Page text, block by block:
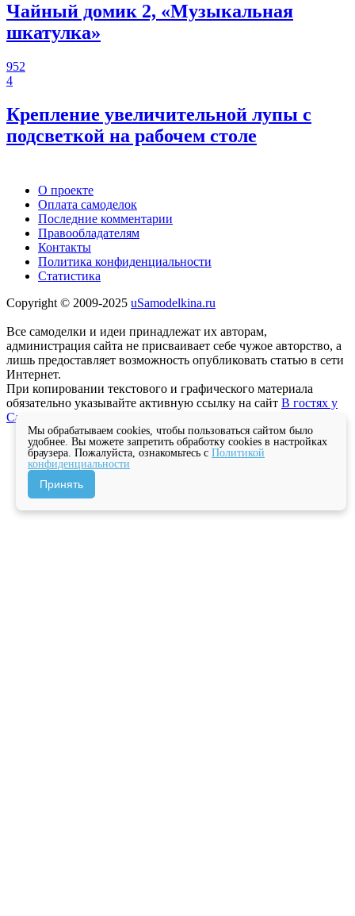
Чайный домик 2, «Музыкальная
шкатулка»
952
4
Крепление увеличительной лупы с
подсветкой на рабочем столе
О проекте
Оплата самоделок
Последние комментарии
Правообладателям
Контакты
Политика конфиденциальности
Статистика
Copyright © 2009-2025 uSamodelkina.ru
Все самоделки и идеи принадлежат их авторам,
администрация сайта не присваивает себе чужое авторство, а
лишь предоставляет возможность опубликовать статью в сети
Интернет.
При копировании текстового и графического материала
обязательно указывайте активную ссылку на сайт В гостях у
Самоделкина
Мы обрабатываем cookies, чтобы пользоваться сайтом было
удобнее. Вы можете запретить обработку cookies в настройках
браузера. Пожалуйста, ознакомьтесь с Политикой
конфиденциальности
Принять